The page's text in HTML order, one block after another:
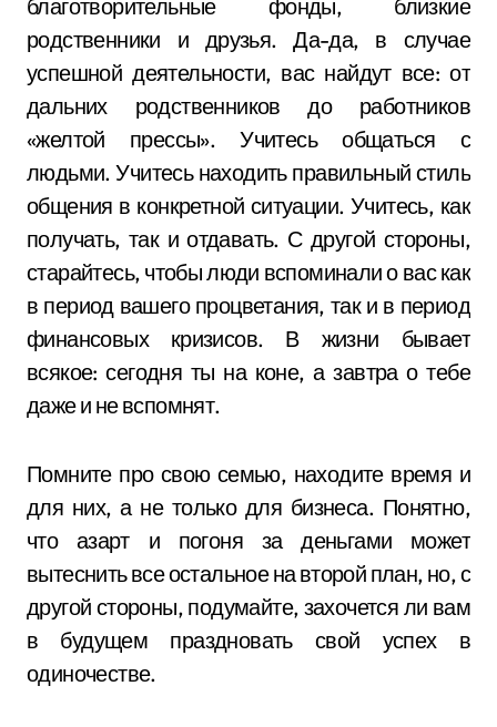
благотворительные фонды, близкие
родственники и друзья. Да-да, в случае
успешной деятельности, вас найдут все: от
дальних родственников до работников
«желтой прессы». Учитесь общаться с
людьми. Учитесь находить правильный стиль
общения в конкретной ситуации. Учитесь, как
получать, так и отдавать. С другой стороны,
старайтесь, чтобы люди вспоминали о вас как
в период вашего процветания, так и в период
финансовых кризисов. В жизни бывает
всякое: сегодня ты на коне, а завтра о тебе
даже и не вспомнят.
Помните про свою семью, находите время и
для них, а не только для бизнеса. Понятно,
что азарт и погоня за деньгами может
вытеснить все остальное на второй план, но, с
другой стороны, подумайте, захочется ли вам
в будущем праздновать свой успех в
одиночестве.